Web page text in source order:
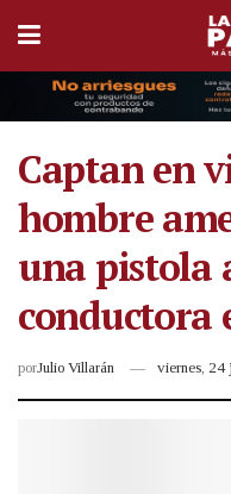
Captan en
hombre
una pistola
conductora
porJulio Villarán viernes,